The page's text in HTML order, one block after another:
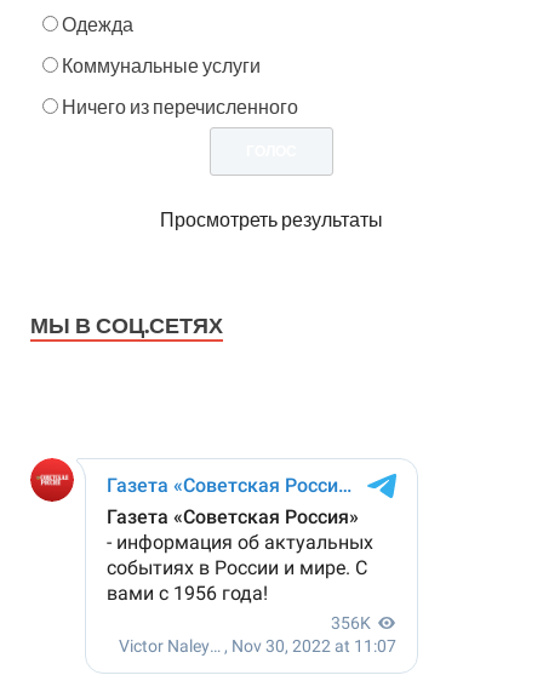
Одежда
Коммунальные услуги
Ничего из перечисленного
Просмотреть результаты
МЫ В СОЦ.СЕТЯХ